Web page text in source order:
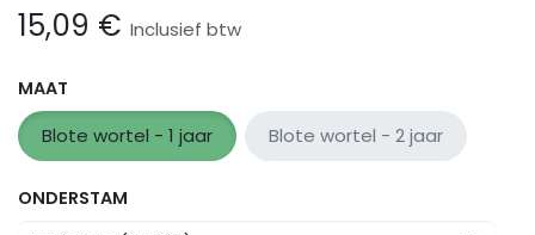
15,09 € Inclusief btw
MAAT
Blote wortel - 1 jaar Blote wortel - 2 jaar
ONDERSTAM